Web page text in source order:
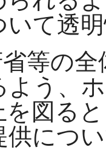
いて透
等の
よう、
図る
供につ